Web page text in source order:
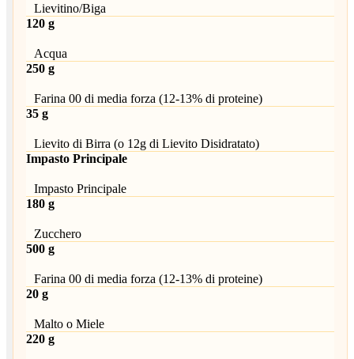
Lievitino/Biga
120 g
Acqua
250 g
Farina 00 di media forza (12-13% di proteine)
35 g
Lievito di Birra (o 12g di Lievito Disidratato)
Impasto Principale
Impasto Principale
180 g
Zucchero
500 g
Farina 00 di media forza (12-13% di proteine)
20 g
Malto o Miele
220 g